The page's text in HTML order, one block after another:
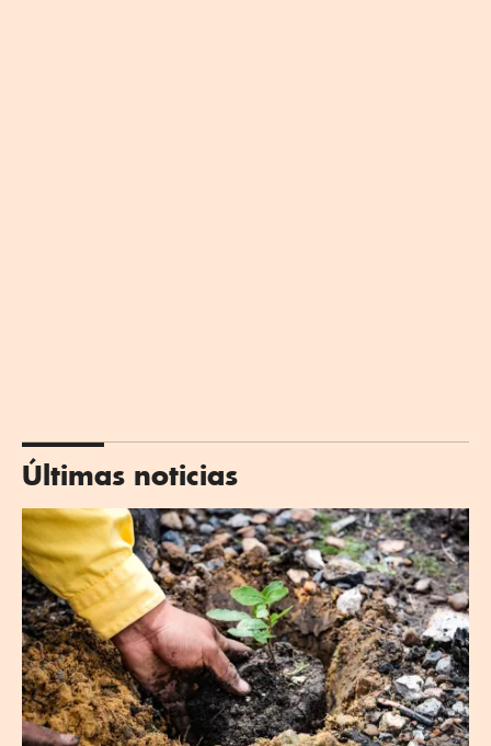
Últimas noticias